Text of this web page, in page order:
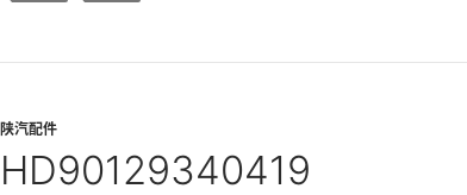
陕汽配件
HD90129340419